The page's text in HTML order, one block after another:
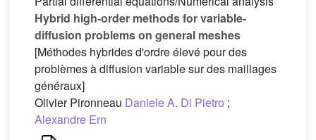
Hybrid high-order methods for variable-
diffusion problems on general meshes
[Méthodes hybrides d'ordre élevé pour des
problèmes à diffusion variable sur des maillages
généraux]
Olivier Pironneau Daniele A. Di Pietro ;
Alexandre Ern